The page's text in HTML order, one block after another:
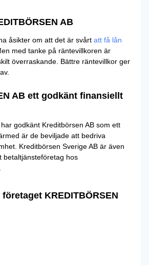
AB
åsikter om att det är svårt att få lån
med tanke på räntevillkoren är
överraskande. Bättre räntevillkor ger
AB ett godkänt finansiellt
godkänt Kreditbörsen AB som ett
är de beviljade att bedriva
Kreditbörsen Sverige AB är även
betaltjänsteföretag hos
KREDITBÖRSEN